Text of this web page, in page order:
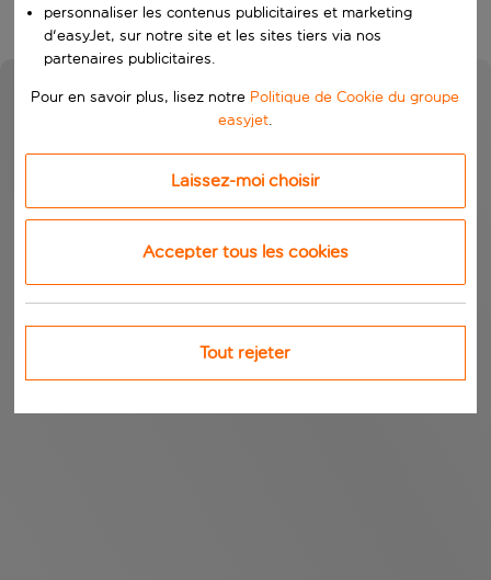
personnaliser les contenus publicitaires et marketing
d'easyJet, sur notre site et les sites tiers via nos
partenaires publicitaires.
Pour en savoir plus, lisez notre Politique de Cookie du groupe
easyjet.
Laissez-moi choisir
Accepter tous les cookies
Tout rejeter